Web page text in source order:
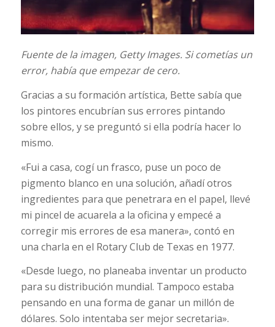
Fuente de la imagen, Getty Images. Si cometías un
error, había que empezar de cero.
Gracias a su formación artística, Bette sabía que
los pintores encubrían sus errores pintando
sobre ellos, y se preguntó si ella podría hacer lo
mismo.
«Fui a casa, cogí un frasco, puse un poco de
pigmento blanco en una solución, añadí otros
ingredientes para que penetrara en el papel, llevé
mi pincel de acuarela a la oficina y empecé a
corregir mis errores de esa manera», contó en
una charla en el Rotary Club de Texas en 1977.
«Desde luego, no planeaba inventar un producto
para su distribución mundial. Tampoco estaba
pensando en una forma de ganar un millón de
dólares. Solo intentaba ser mejor secretaria».